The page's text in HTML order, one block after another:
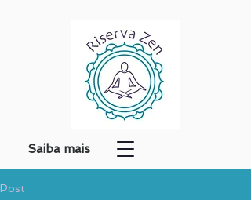
Saiba mais
Post